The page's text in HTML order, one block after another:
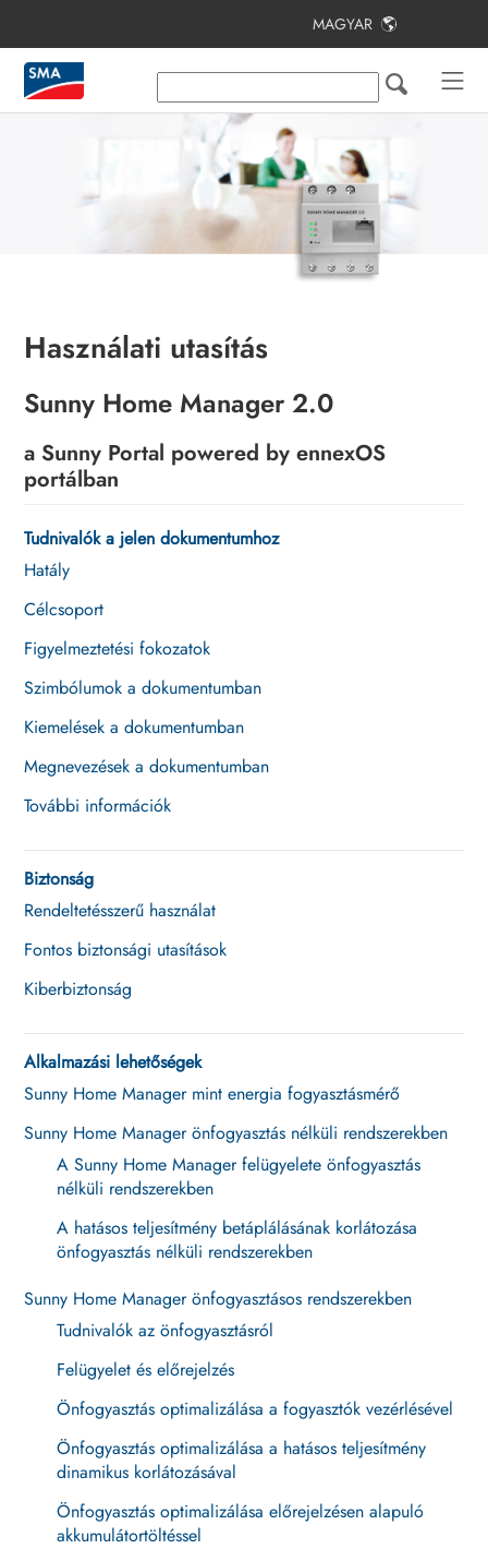
MAGYAR
Használati utasítás
Sunny Home Manager 2.0
a Sunny Portal powered by ennexOS
portálban
Tudnivalók a jelen dokumentumhoz
Hatály
Célcsoport
Figyelmeztetési fokozatok
Szimbólumok a dokumentumban
Kiemelések a dokumentumban
Megnevezések a dokumentumban
További információk
Biztonság
Rendeltetésszerű használat
Fontos biztonsági utasítások
Kiberbiztonság
Alkalmazási lehetőségek
Sunny Home Manager mint energia fogyasztásmérő
Sunny Home Manager önfogyasztás nélküli rendszerekben
A Sunny Home Manager felügyelete önfogyasztás
nélküli rendszerekben
A hatásos teljesítmény betáplálásának korlátozása
önfogyasztás nélküli rendszerekben
Sunny Home Manager önfogyasztásos rendszerekben
Tudnivalók az önfogyasztásról
Felügyelet és előrejelzés
Önfogyasztás optimalizálása a fogyasztók vezérlésével
Önfogyasztás optimalizálása a hatásos teljesítmény
dinamikus korlátozásával
Önfogyasztás optimalizálása előrejelzésen alapuló
akkumulátortöltéssel
Tartalomjegyzék
Tudnivalók a jelen dokumentumhoz
Alkalmazási lehetőségek
Szállítási terjedelem
Rendszer felépítése
A Sunny Home Manager rendszer
by ennexOS portálban
Fogyasztók vezérlése
Az energiamenedzsment
vizualizálása
Felhasználói adminisztráció
Hibaelhárítás
Műszaki adatok
Tartozékok
EU-megfelelőségi nyilatkozat